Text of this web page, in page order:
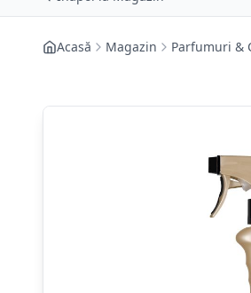
Acasă Magazin Parfumuri &